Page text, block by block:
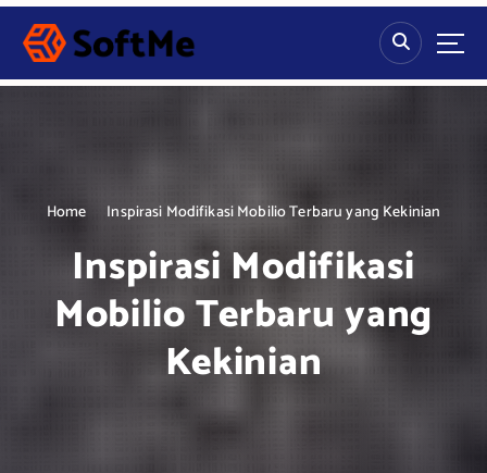
S
p
Home Inspirasi Modifikasi Mobilio Terbaru yang Kekinian
Inspirasi Modifikasi
Mobilio Terbaru yang
Kekinian